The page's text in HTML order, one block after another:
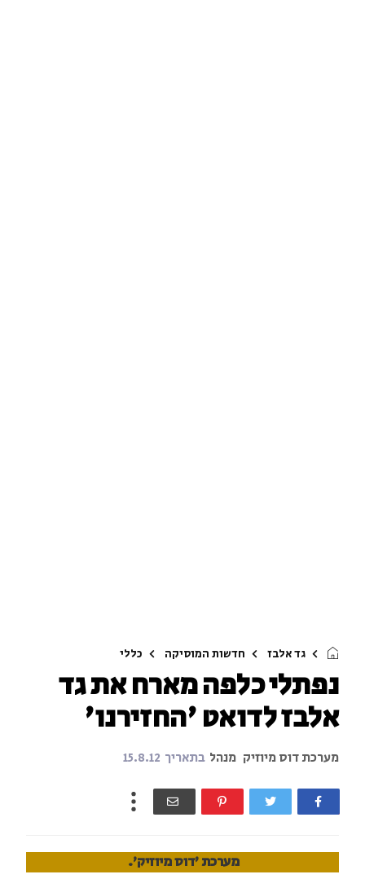
גד אלבז חדשות המוסיקה כללי
נפתלי כלפה מארח את גד
אלבז לדואט 'החזירנו'
מערכת דוס מיוזיק מנהל בתאריך 15.8.12
מערכת 'דוס מיוזיק'.